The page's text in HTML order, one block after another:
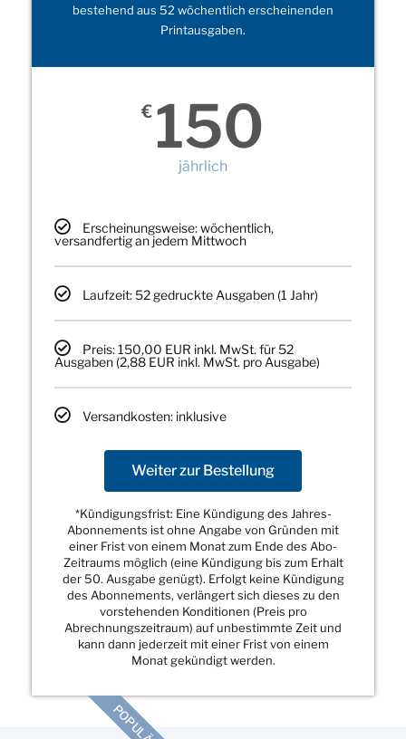
bestehend aus 52 wöchentlich erscheinenden
Printausgaben.
€ 150
jährlich
Erscheinungsweise: wöchentlich,
versandfertig an jedem Mittwoch
Laufzeit: 52 gedruckte Ausgaben (1 Jahr)
Preis: 150,00 EUR inkl. MwSt. für 52
Ausgaben (2,88 EUR inkl. MwSt. pro Ausgabe)
Versandkosten: inklusive
Weiter zur Bestellung
*Kündigungsfrist: Eine Kündigung des Jahres-
Abonnements ist ohne Angabe von Gründen mit
einer Frist von einem Monat zum Ende des Abo-
Zeitraums möglich (eine Kündigung bis zum Erhalt
der 50. Ausgabe genügt). Erfolgt keine Kündigung
des Abonnements, verlängert sich dieses zu den
vorstehenden Konditionen (Preis pro
Abrechnungszeitraum) auf unbestimmte Zeit und
kann dann jederzeit mit einer Frist von einem
Monat gekündigt werden.
POPULÄR